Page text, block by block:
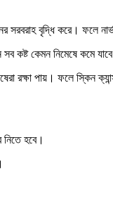
সরবরাহ বৃদ্ধি করে। ফলে
কষ্ট কেমন নিমেষে কমে
রক্ষা পায়। ফলে স্কিন
নিতে হবে।